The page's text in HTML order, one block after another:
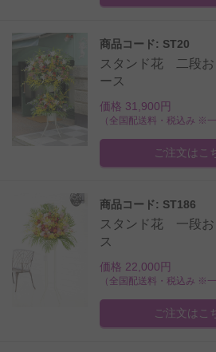
商品コード: ST20
スタンド花 二段
ース
価格 31,900円
（全国配送料・税込み ※一
ご注文はこ
商品コード: ST186
スタンド花 一段
ス
価格 22,000円
（全国配送料・税込み ※一
ご注文はこ